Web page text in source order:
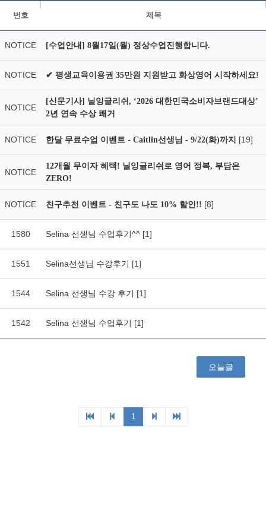
번호 제목
NOTICE [수업안내] 8월17일(월) 정상수업진행합니다.
NOTICE ✔ 평생교육이용권 35만원 지원받고 화상영어 시작하세요!
NOTICE
[신문기사] 닐잉글리쉬, ‘2026 대한민국소비자브랜드대상’
2년 연속 수상 쾌거
NOTICE 한달 무료수업 이벤트 - Caitlin선생님 - 9/22(화)까지 [19]
NOTICE
12개월 무이자 혜택! 닐잉글리쉬로 영어 정복, 부담은
ZERO!
NOTICE 친구추천 이벤트 - 친구도 나도 10% 할인!! [8]
1580 Selina 선생님 수업후기^^ [1]
1551 Selina선생님 수강후기 [1]
1544 Selina 선생님 수강 후기 [1]
1542 Selina 선생님 수업후기 [1]
오늘글
1